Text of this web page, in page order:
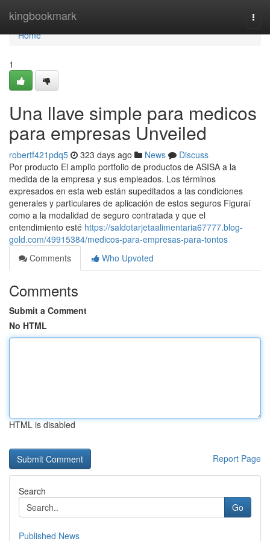
kingbookmark
Home
Home
1
Una llave simple para medicos
para empresas Unveiled
robertf421pdq5 323 days ago News
Discuss
Por producto El amplio portfolio de productos de ASISA a la
medida de la empresa y sus empleados. Los términos
expresados en esta web están supeditados a las condiciones
generales y particulares de aplicación de estos seguros Figuraí
como a la modalidad de seguro contratada y que el
entendimiento esté https://saldotarjetaalimentaria67777.blog-
gold.com/49915384/medicos-para-empresas-para-tontos
Comments
Who Upvoted
Comments
Submit a Comment
No HTML
HTML is disabled
Report Page
Search
Go
Published News